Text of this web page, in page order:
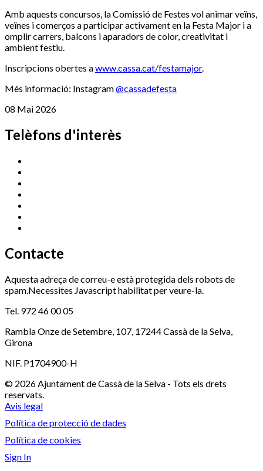
Amb aquests concursos, la Comissió de Festes vol animar veïns,
veïnes i comerços a participar activament en la Festa Major i a
omplir carrers, balcons i aparadors de color, creativitat i
ambient festiu.
Inscripcions obertes awww.cassa.cat/festamajor.
Més informació: Instagram@cassadefesta
08 Mai 2026
Telèfons d'interès
Contacte
Aquesta adreça de correu-e està protegida dels robots de
spam.Necessites Javascript habilitat per veure-la.
Tel. 972 46 00 05
Rambla Onze de Setembre, 107, 17244 Cassà de la Selva,
Girona
NIF. P1704900-H
© 2026 Ajuntament de Cassà de la Selva - Tots els drets
reservats.
Avis legal
Política de protecció de dades
Política de cookies
Sign In